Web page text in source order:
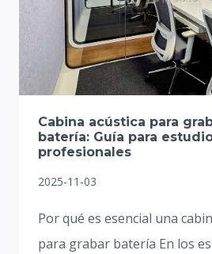
Cabina acústica para
batería: Guía para
profesionales
2025-11-03
Por qué es esencial una
para grabar batería En los